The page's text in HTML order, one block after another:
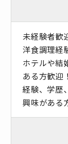
未経験者歓
洋食調理経
ホテルや結
ある方歓迎！
経験、学歴
興味がある